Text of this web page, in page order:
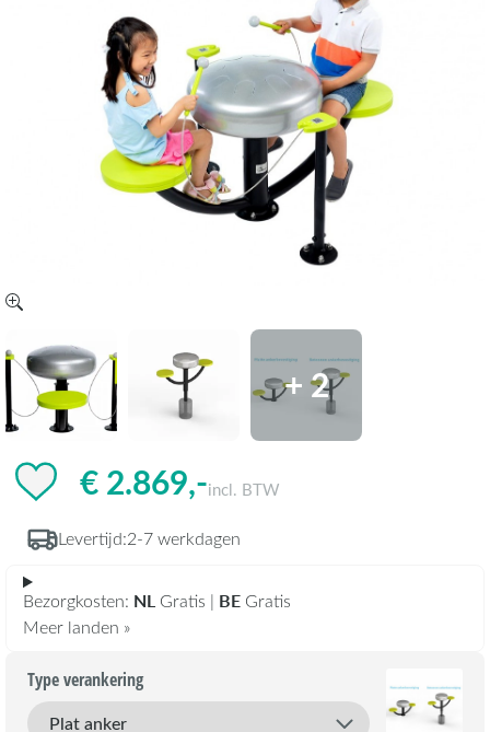
+ 2
€ 2.869,-incl. BTW
Levertijd:2-7 werkdagen
Bezorgkosten: NL Gratis | BE Gratis
Meer landen »
Type verankering